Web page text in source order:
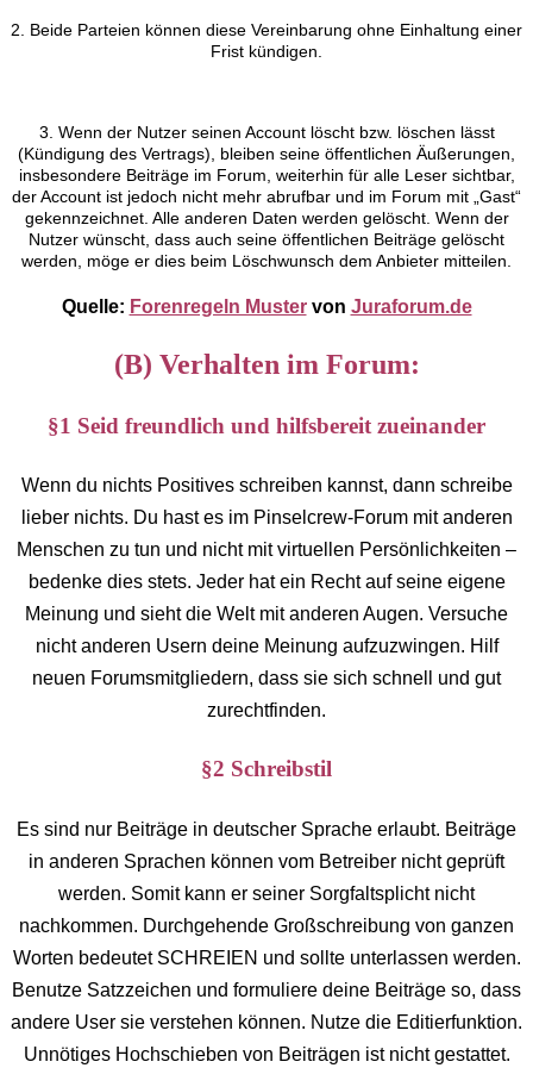
2. Beide Parteien können diese Vereinbarung ohne Einhaltung einer
Frist kündigen.
3. Wenn der Nutzer seinen Account löscht bzw. löschen lässt
(Kündigung des Vertrags), bleiben seine öffentlichen Äußerungen,
insbesondere Beiträge im Forum, weiterhin für alle Leser sichtbar,
der Account ist jedoch nicht mehr abrufbar und im Forum mit „Gast“
gekennzeichnet. Alle anderen Daten werden gelöscht. Wenn der
Nutzer wünscht, dass auch seine öffentlichen Beiträge gelöscht
werden, möge er dies beim Löschwunsch dem Anbieter mitteilen.
Quelle: Forenregeln Mustervon Juraforum.de
(B) Verhalten im Forum:
§1 Seid freundlich und hilfsbereit zueinander
Wenn du nichts Positives schreiben kannst, dann schreibe
lieber nichts. Du hast es im Pinselcrew-Forum mit anderen
Menschen zu tun und nicht mit virtuellen Persönlichkeiten –
bedenke dies stets. Jeder hat ein Recht auf seine eigene
Meinung und sieht die Welt mit anderen Augen. Versuche
nicht anderen Usern deine Meinung aufzuzwingen. Hilf
neuen Forumsmitgliedern, dass sie sich schnell und gut
zurechtfinden.
§2 Schreibstil
Es sind nur Beiträge in deutscher Sprache erlaubt. Beiträge
in anderen Sprachen können vom Betreiber nicht geprüft
werden. Somit kann er seiner Sorgfaltsplicht nicht
nachkommen. Durchgehende Großschreibung von ganzen
Worten bedeutet SCHREIEN und sollte unterlassen werden.
Benutze Satzzeichen und formuliere deine Beiträge so, dass
andere User sie verstehen können. Nutze die Editierfunktion.
Unnötiges Hochschieben von Beiträgen ist nicht gestattet.